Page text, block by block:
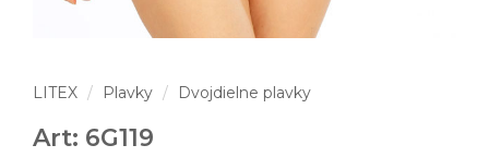
LITEX Plavky Dvojdielne plavky
Art: 6G119